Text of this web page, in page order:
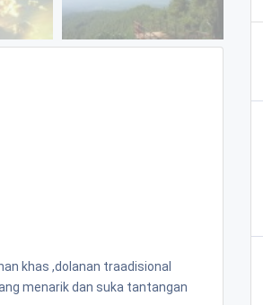
khas ,dolanan traadisional
menarik dan suka tantangan